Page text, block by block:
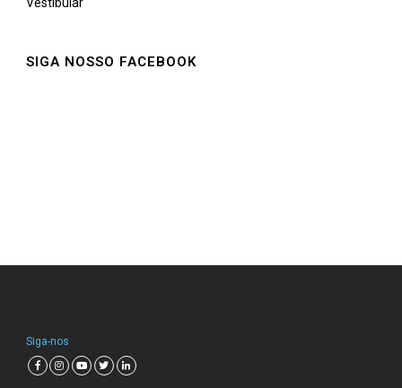
Vestibular
SIGA NOSSO FACEBOOK
Siga-nos